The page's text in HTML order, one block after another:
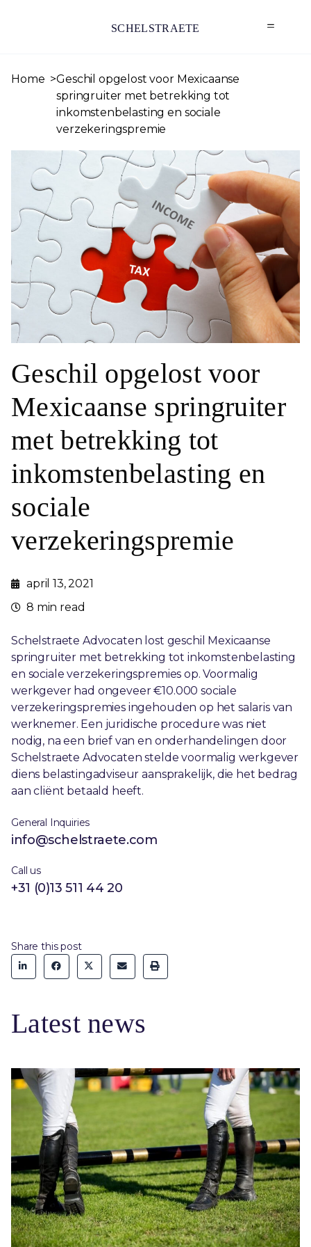
SCHELSTRAETE
Home
Geschil opgelost voor Mexicaanse
springruiter met betrekking tot
inkomstenbelasting en sociale
verzekeringspremie
Geschil opgelost voor
Mexicaanse springruiter
met betrekking tot
inkomstenbelasting en
sociale
verzekeringspremie
april 13, 2021
8 min read
Schelstraete Advocaten lost geschil Mexicaanse
springruiter met betrekking tot inkomstenbelasting
en sociale verzekeringspremies op. Voormalig
werkgever had ongeveer €10.000 sociale
verzekeringspremies ingehouden op het salaris van
werknemer. Een juridische procedure was niet
nodig, na een brief van en onderhandelingen door
Schelstraete Advocaten stelde voormalig werkgever
diens belastingadviseur aansprakelijk, die het bedrag
aan cliënt betaald heeft.
General Inquiries
info@schelstraete.com
Call us
+31 (0)13 511 44 20
Share this post
Latest news